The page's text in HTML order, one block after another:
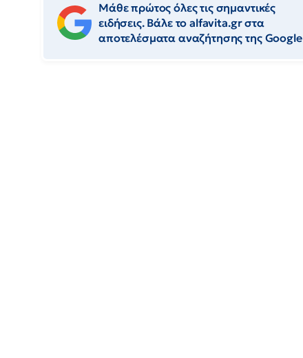
Μάθε πρώτος όλες τις σημαντικές
ειδήσεις. Βάλε το alfavita.gr στα
αποτελέσματα αναζήτησης της Google